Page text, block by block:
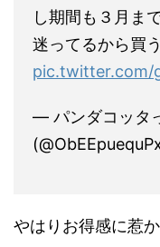
し期間も３月ま
迷ってるから買
pic.twitter.com/
— パンダコッタ
やはりお得感に惹